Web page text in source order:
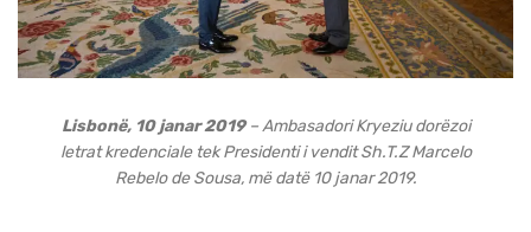
Lisbonë, 10 janar 2019– Ambasadori Kryeziu dorëzoi
letrat kredenciale tek Presidenti i vendit Sh.T.Z Marcelo
Rebelo de Sousa, më datë 10 janar 2019.